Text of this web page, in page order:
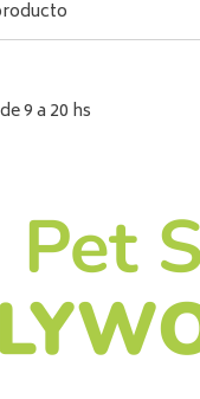
9 a 20 hs